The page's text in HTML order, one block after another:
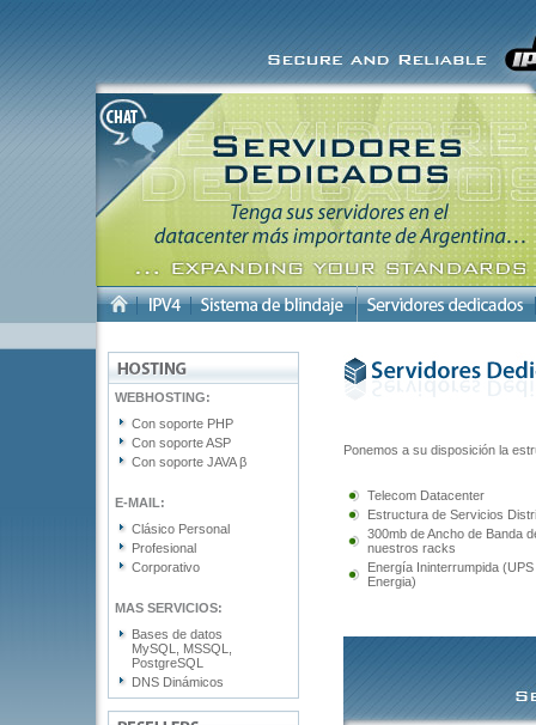
WEBHOSTING:
Con soporte PHP
Con soporte ASP
Con soporte JAVA β
E-MAIL:
Clásico Personal
Profesional
Corporativo
MAS SERVICIOS:
Bases de datos
MySQL, MSSQL,
PostgreSQL
DNS Dinámicos
Ponemos a su disposición la
Telecom Datacenter
Estructura de Servicios
300mb de Ancho de Banda
nuestros racks
Energía Ininterrumpida
Energia)